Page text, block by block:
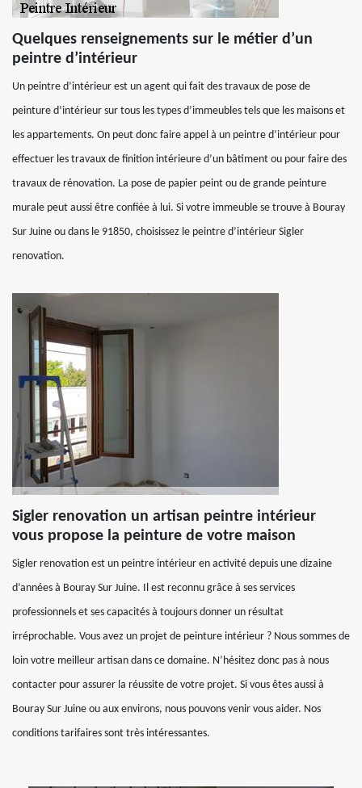
Quelques renseignements sur le métier d’un
peintre d’intérieur
Un peintre d’intérieur est un agent qui fait des travaux de pose de
peinture d’intérieur sur tous les types d’immeubles tels que les maisons et
les appartements. On peut donc faire appel à un peintre d’intérieur pour
effectuer les travaux de finition intérieure d’un bâtiment ou pour faire des
travaux de rénovation. La pose de papier peint ou de grande peinture
murale peut aussi être confiée à lui. Si votre immeuble se trouve à Bouray
Sur Juine ou dans le 91850, choisissez le peintre d’intérieur Sigler
renovation.
Sigler renovation un artisan peintre intérieur
vous propose la peinture de votre maison
Sigler renovation est un peintre intérieur en activité depuis une dizaine
d’années à Bouray Sur Juine. Il est reconnu grâce à ses services
professionnels et ses capacités à toujours donner un résultat
irréprochable. Vous avez un projet de peinture intérieur ? Nous sommes de
loin votre meilleur artisan dans ce domaine. N’hésitez donc pas à nous
contacter pour assurer la réussite de votre projet. Si vous êtes aussi à
Bouray Sur Juine ou aux environs, nous pouvons venir vous aider. Nos
conditions tarifaires sont très intéressantes.